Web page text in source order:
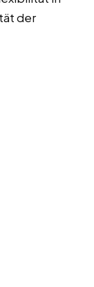
der